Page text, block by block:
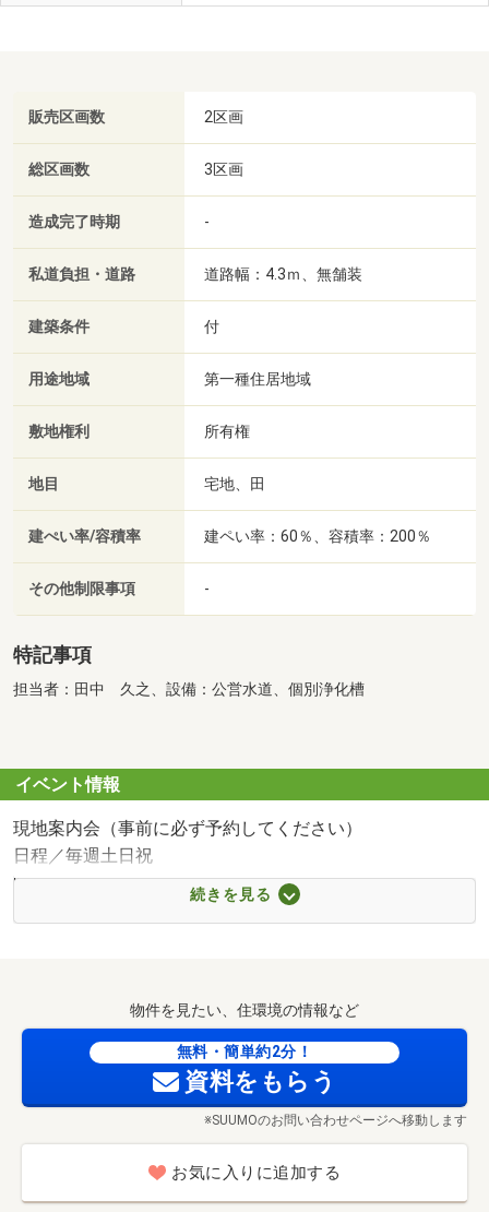
販売区画数 2区画
総区画数 3区画
造成完了時期 -
私道負担・道路 道路幅：4.3ｍ、無舗装
建築条件 付
用途地域 第一種住居地域
敷地権利 所有権
地目 宅地、田
建ぺい率/容積率 建ペい率：60％、容積率：200％
その他制限事項 -
特記事項
担当者：田中 久之、設備：公営水道、個別浄化槽
イベント情報
現地案内会（事前に必ず予約してください）
日程／毎週土日祝
時間／10:00～17:00
現地案内はもちろん、周辺環境や特徴まですべてご紹介い
最新のモデルハウスの見学もできます！※事前予約が必要
続きを見る
物件を見たい、住環境の情報など
無料・簡単約2分！
資料をもらう
※SUUMOのお問い合わせページへ移動します
お気に入りに追加する